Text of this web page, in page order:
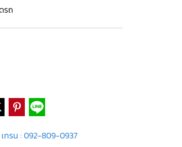
รถ
เทรน : 092-809-0937